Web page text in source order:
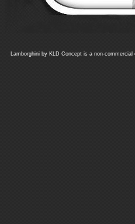
Lamborghini by KLD Concept is a non-